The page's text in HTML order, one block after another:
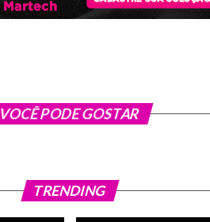
VOCÊ PODE GOSTAR
TRENDING